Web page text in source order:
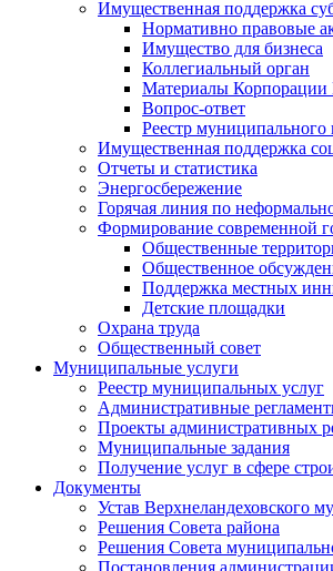
Имущественная поддержка
Нормативно правовые
Имущество для бизнеса
Коллегиальный орган
Материалы
Вопрос-ответ
Реестр муниципального
Имущественная поддержка
Отчеты и статистика
Энергосбережение
Горячая линия по
Формирование современной
Общественные
Общественное
Поддержка местных
Детские площадки
Охрана труда
Общественный совет
Муниципальные услуги
Реестр муниципальных услуг
Административные
Проекты административных
Муниципальные задания
Получение услуг в сфере
Документы
Устав Верхнеландеховского
Решения Совета района
Решения Совета
Постановления